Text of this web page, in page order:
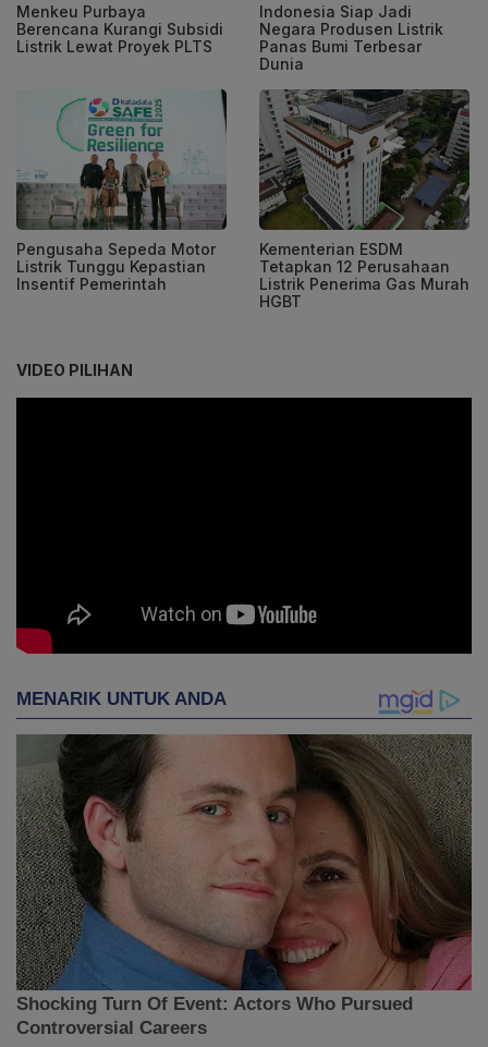
Menkeu Purbaya
Berencana Kurangi Subsidi
Listrik Lewat Proyek PLTS
Indonesia Siap Jadi
Negara Produsen Listrik
Panas Bumi Terbesar
Dunia
Pengusaha Sepeda Motor
Listrik Tunggu Kepastian
Insentif Pemerintah
Kementerian ESDM
Tetapkan 12 Perusahaan
Listrik Penerima Gas Murah
HGBT
VIDEO PILIHAN